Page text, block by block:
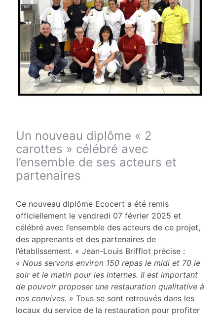
Un nouveau diplôme « 2
carottes » célébré avec
l’ensemble de ses acteurs et
partenaires
Ce nouveau diplôme Ecocert a été remis
officiellement le vendredi 07 février 2025 et
célébré avec l’ensemble des acteurs de ce projet,
des apprenants et des partenaires de
l’établissement. « Jean-Louis Brifflot précise :
« Nous servons environ 150 repas le midi et 70 le
soir et le matin pour les internes. Il est important
de pouvoir proposer une restauration qualitative à
nos convives. » Tous se sont retrouvés dans les
locaux du service de la restauration pour profiter